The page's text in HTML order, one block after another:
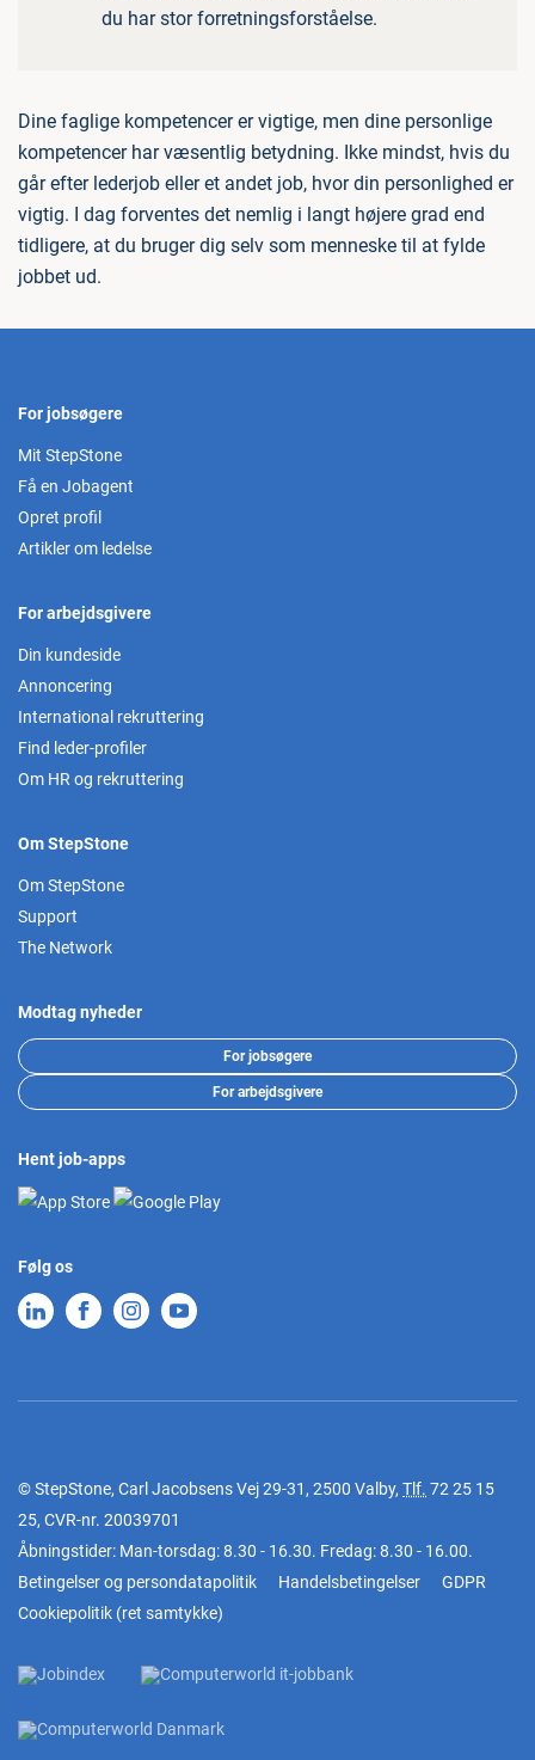
du har stor forretningsforståelse.
Dine faglige kompetencer er vigtige, men dine personlige
kompetencer har væsentlig betydning. Ikke mindst, hvis du
går efter lederjob eller et andet job, hvor din personlighed er
vigtig. I dag forventes det nemlig i langt højere grad end
tidligere, at du bruger dig selv som menneske til at fylde
jobbet ud.
For jobsøgere
Mit StepStone
Få en Jobagent
Opret profil
Artikler om ledelse
For arbejdsgivere
Din kundeside
Annoncering
International rekruttering
Find leder-profiler
Om HR og rekruttering
Om StepStone
Om StepStone
Support
The Network
Modtag nyheder
For jobsøgere
For arbejdsgivere
Hent job-apps
Følg os
© StepStone, Carl Jacobsens Vej 29-31, 2500 Valby, Tlf. 72 25 15
25, CVR-nr. 20039701
Åbningstider: Man-torsdag: 8.30 - 16.30. Fredag: 8.30 - 16.00.
Betingelser og persondatapolitik
Handelsbetingelser
GDPR
Cookiepolitik (ret samtykke)